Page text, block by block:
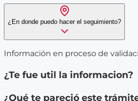
¿En donde puedo hacer el seguimiento?
Información en proceso de
¿Te fue util la informacion?
¿Qué te pareció este